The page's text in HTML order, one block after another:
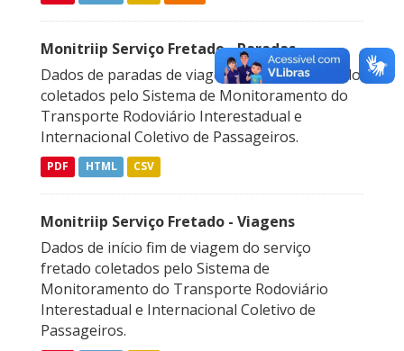
Monitriip Serviço Fretado - Paradas
Dados de paradas de viagem do serviço fretado
coletados pelo Sistema de Monitoramento do
Transporte Rodoviário Interestadual e
Internacional Coletivo de Passageiros.
PDF HTML CSV
Monitriip Serviço Fretado - Viagens
Dados de início fim de viagem do serviço
fretado coletados pelo Sistema de
Monitoramento do Transporte Rodoviário
Interestadual e Internacional Coletivo de
Passageiros.